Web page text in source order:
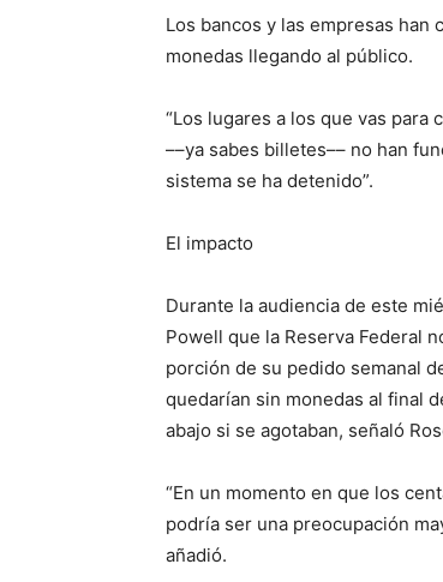
Los bancos y las empresas han
monedas llegando al público.
“Los lugares a los que vas
––ya sabes billetes–– no han
sistema se ha detenido”.
El impacto
Durante la audiencia de este
Powell que la Reserva Federal
porción de su pedido semanal
quedarían sin monedas al final
abajo si se agotaban, señaló
“En un momento en que los
podría ser una preocupación
añadió.